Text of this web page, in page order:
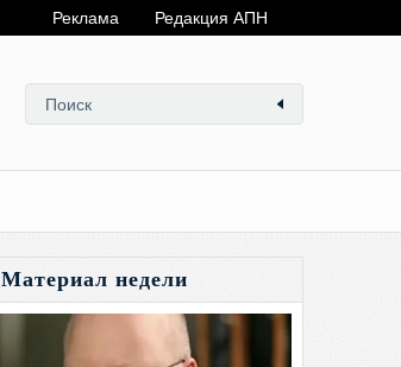
Реклама Редакция АПН
Материал недели